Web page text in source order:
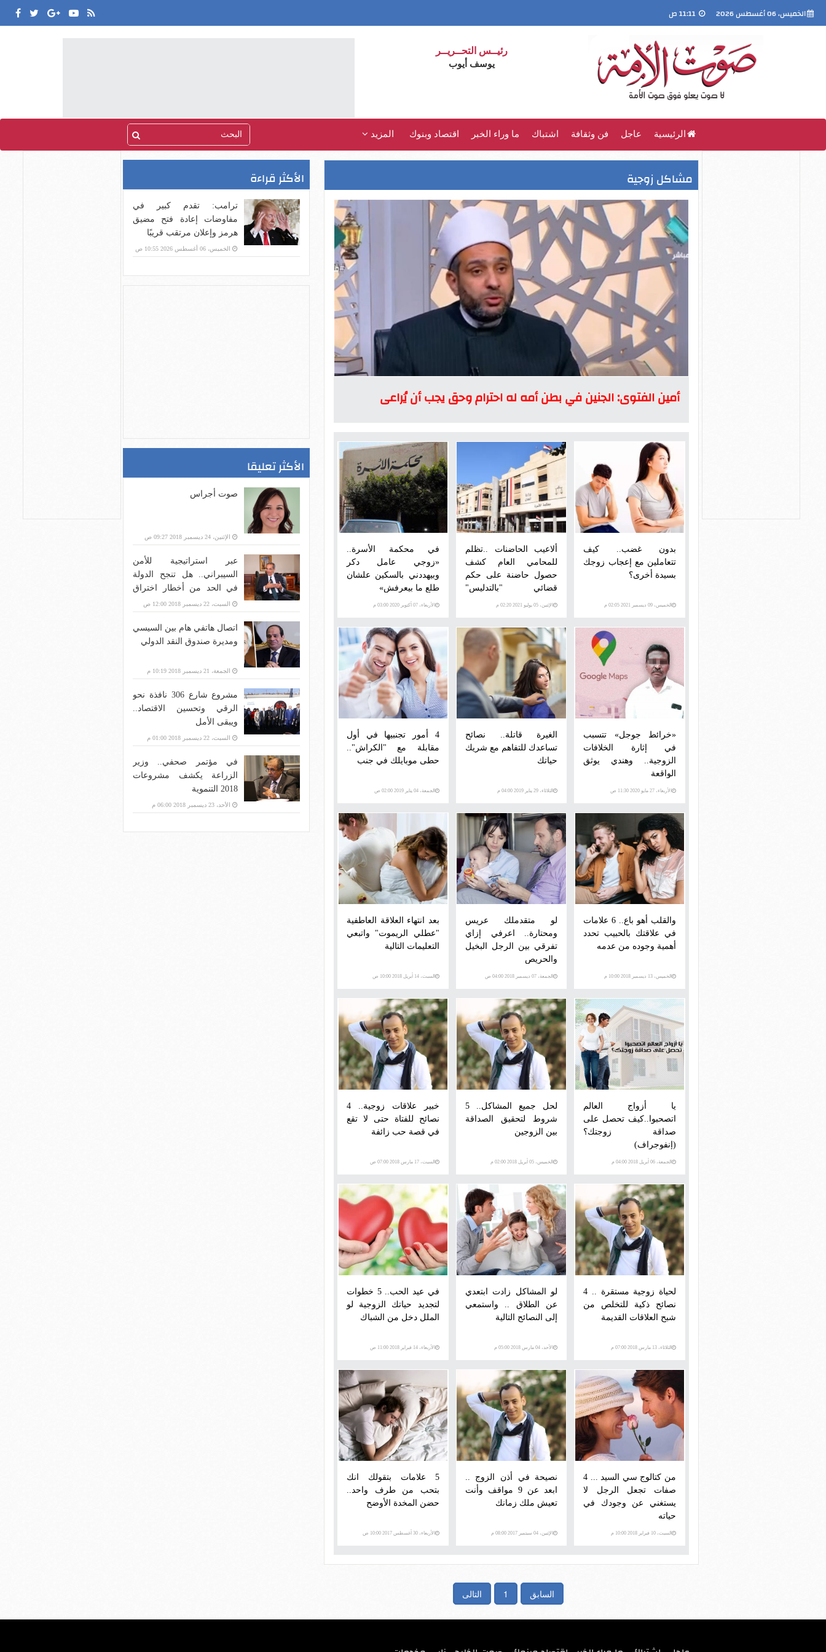
الخميس، 06 أغسطس 2026
رئيــس التحــريــر
يوسف أيوب
الرئيسية عاجل فن وثقافة اشتباك ما وراء الخبر اقتصاد وبنوك المزيد
مشاكل زوجية
أمين الفتوى: الجنين في بطن أمه له احترام وحق يجب أن يُراعى
بدون غضب.. كيف
تتعاملين مع إعجاب زوجك
بسيدة أخرى؟
الخميس، 09 ديسمبر 2021 02:05 م
ألاعيب الحاضنات ..تظلم
للمحامي العام كشف
حصول حاضنة على حكم
قضائي "بالتدليس"
للتمكين من الشقة رغم
الإثنين، 05 يوليو 2021 02:20 م
في محكمة الأسرة..
«زوجي عامل دكر
وبيهددني بالسكين علشان
طلع ما بيعرفش»
الأربعاء، 07 أكتوبر 2020 03:00 م
«خرائط جوجل» تتسبب
في إثارة الخلافات
الزوجية.. وهندي يوثق
الواقعة
الأربعاء، 27 مايو 2020 11:30 ص
الغيرة قاتلة.. نصائح
تساعدك للتفاهم مع شريك
حياتك
الثلاثاء، 29 يناير 2019 04:00 م
4 أمور تجنبيها في أول
مقابلة مع "الكراش"..
حطى موبايلك في جنب
الجمعة، 04 يناير 2019 02:00 ص
والقلب أهو باع.. 6 علامات
في علاقتك بالحبيب تحدد
أهمية وجوده من عدمه
الخميس، 13 ديسمبر 2018 10:00 م
لو متقدملك عريس
ومحتارة.. اعرفي إزاي
تفرقي بين الرجل البخيل
والحريص
الجمعة، 07 ديسمبر 2018 04:00 ص
بعد انتهاء العلاقة العاطفية
"عطلي الريموت" واتبعي
التعليمات التالية
السبت، 14 أبريل 2018 10:00 ص
يا أزواج العالم
اتصحبوا..كيف تحصل على
صداقة زوجتك؟
(إنفوجراف)
الجمعة، 06 أبريل 2018 04:00 م
لحل جميع المشاكل.. 5
شروط لتحقيق الصداقة
بين الزوجين
الخميس، 05 أبريل 2018 02:00 م
خبير علاقات زوجية.. 4
نصائح للفتاة حتى لا تقع
في قصة حب زائفة
السبت، 17 مارس 2018 07:00 ص
لحياة زوجية مستقرة .. 4
نصائح ذكية للتخلص من
شبح العلاقات القديمة
الثلاثاء، 13 مارس 2018 07:00 م
لو المشاكل زادت ابتعدي
عن الطلاق .. واستمعي
إلى النصائح التالية
الأحد، 04 مارس 2018 05:00 م
في عيد الحب.. 5 خطوات
لتجديد حياتك الزوجية لو
الملل دخل من الشباك
الأربعاء، 14 فبراير 2018 11:00 ص
من كتالوج سي السيد ... 4
صفات تجعل الرجل لا
يستغني عن وجودك في
حياته
السبت، 10 فبراير 2018 10:00 م
نصيحة في أذن الزوج ..
ابعد عن 9 مواقف وأنت
تعيش ملك زمانك
الإثنين، 04 سبتمبر 2017 08:00 م
5 علامات بتقولك انك
بتحب من طرف واحد..
حضن المخدة الأوضح
الأربعاء، 30 أغسطس 2017 10:00 ص
السابق 1 التالى
الأكثر قراءة
ترامب: تقدم كبير في
مفاوضات إعادة فتح مضيق
هرمز وإعلان مرتقب قريبًا
الخميس، 06 أغسطس 2026 10:55 ص
الأكثر تعليقا
صوت أجراس
الإثنين، 24 ديسمبر 2018 09:27 ص
عبر استراتيجية للأمن
السيبراني.. هل تنجح الدولة
في الحد من أخطار اختراق
بنية الاتصالات؟
السبت، 22 ديسمبر 2018 12:00 ص
اتصال هاتفي هام بين السيسي
ومديرة صندوق النقد الدولي
الجمعة، 21 ديسمبر 2018 10:19 م
مشروع شارع 306 نافذة نحو
الرقي وتحسين الاقتصاد..
ويبقى الأمل
السبت، 22 ديسمبر 2018 01:00 م
في مؤتمر صحفي.. وزير
الزراعة يكشف مشروعات
2018 التنموية
الأحد، 23 ديسمبر 2018 06:00 م